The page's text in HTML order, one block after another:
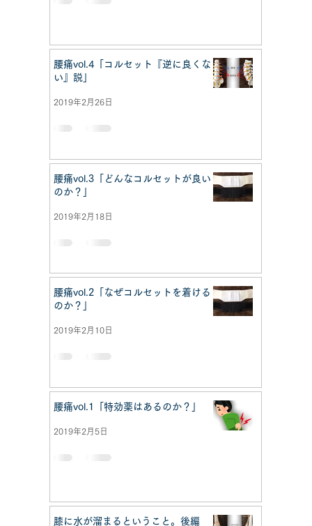
腰痛vol.4「コルセット『逆に良くな
い』説」
2019年2月26日
腰痛vol.3「どんなコルセットが良い
のか？」
2019年2月18日
腰痛vol.2「なぜコルセットを着ける
のか？」
2019年2月10日
腰痛vol.1「特効薬はあるのか？」
2019年2月5日
膝に水が溜まるということ。後編